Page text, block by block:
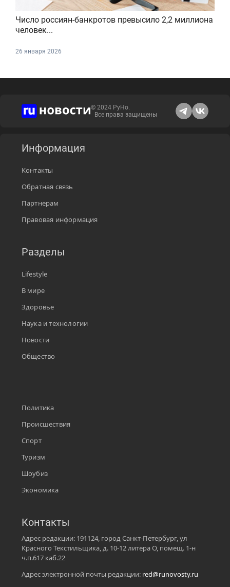
Число россиян-банкротов превысило 2,2 миллиона
человек...
26 января 2026
© 2024 РуНо.
Все права защищены
Информация
Контакты
Обратная связь
Партнерам
Правовая информация
Разделы
Lifestyle
В мире
Здоровье
Наука и технологии
Новости
Общество
Политика
Происшествия
Спорт
Туризм
Шоубиз
Экономика
Контакты
Адрес редакции: 191124, город Санкт-Петербург, ул
Красного Текстильщика, д. 10-12 литера О, помещ. 1-н
ч.п.617 каб.22
Адрес электронной почты редакции: red@runovosty.ru